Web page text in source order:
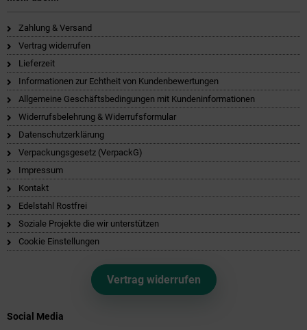
Zahlung & Versand
Vertrag widerrufen
Lieferzeit
Informationen zur Echtheit von Kundenbewertungen
Allgemeine Geschäftsbedingungen mit Kundeninformationen
Widerrufsbelehrung & Widerrufsformular
Datenschutzerklärung
Verpackungsgesetz (VerpackG)
Impressum
Kontakt
Edelstahl Rostfrei
Soziale Projekte die wir unterstützen
Cookie Einstellungen
Vertrag widerrufen
Social Media